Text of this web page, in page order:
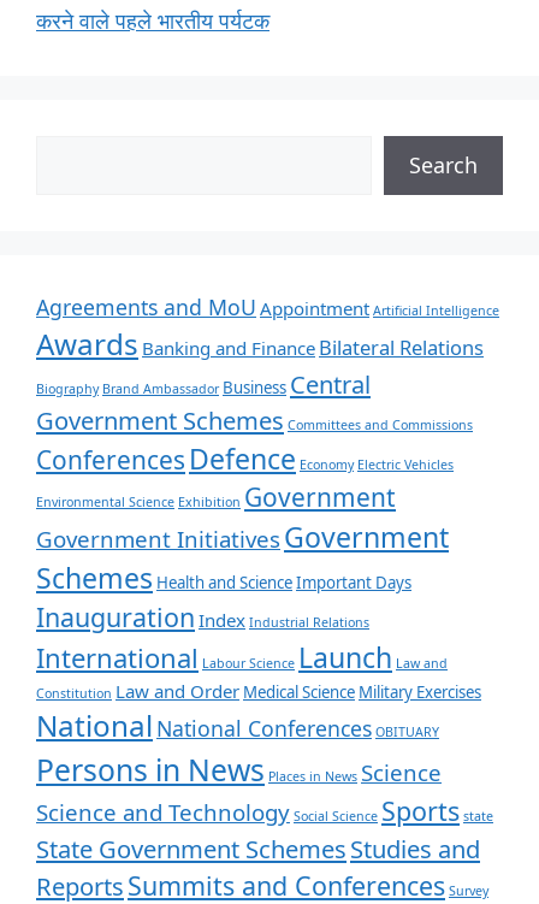
करने वाले पहले भारतीय पर्यटक
Search
Agreements and MoU Appointment Artificial Intelligence
Awards Banking and Finance Bilateral Relations
Biography Brand Ambassador Business Central
Government Schemes Committees and Commissions
Conferences Defence Economy Electric Vehicles
Environmental Science Exhibition Government
Government Initiatives Government
Schemes Health and ScienceImportant Days
Inauguration Index Industrial Relations
International Labour Science Launch Law and
Constitution Law and Order Medical Science Military Exercises
National National Conferences OBITUARY
Persons in News Places in News Science
Science and Technology Social Science Sports state
State Government SchemesStudies and
ReportsSummits and Conferences Survey